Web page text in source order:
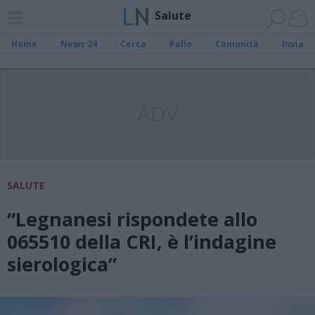
Salute
Home News 24 Cerca Palio Comunità Invia
SALUTE
“Legnanesi rispondete allo
065510 della CRI, è l’indagine
sierologica”